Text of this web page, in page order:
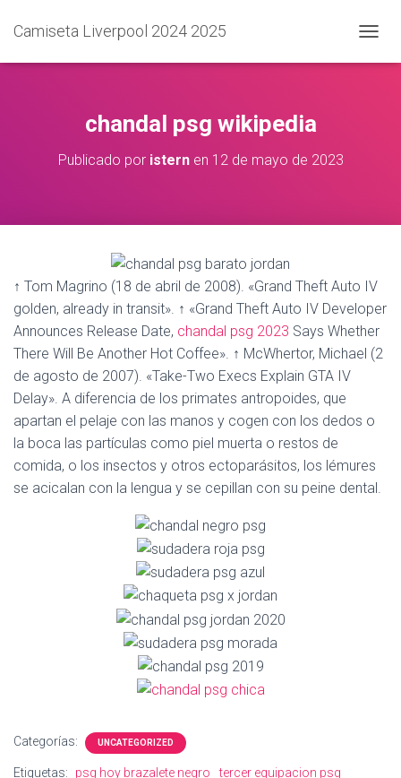
Camiseta Liverpool 2024 2025
A
A
E
G
A
N
chandal psg wikipedia
Publicado por isternen 12 de mayo de 2023
↑ Tom Magrino (18 de abril de 2008). «Grand Theft Auto IV
golden, already in transit». ↑ «Grand Theft Auto IV Developer
Announces Release Date, chandal psg 2023 Says Whether
There Will Be Another Hot Coffee». ↑ McWhertor, Michael (2
de agosto de 2007). «Take-Two Execs Explain GTA IV
Delay». A diferencia de los primates antropoides, que
apartan el pelaje con las manos y cogen con los dedos o
la boca las partículas como piel muerta o restos de
comida, o los insectos y otros ectoparásitos, los lémures
se acicalan con la lengua y se cepillan con su peine dental.
Categorías: UNCATEGORIZED
Etiquetas: psg hoy brazalete negro
tercer equipacion psg